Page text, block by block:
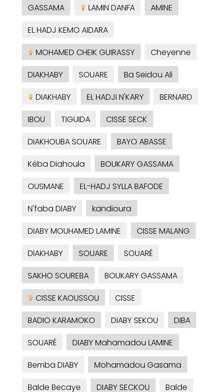
GASSAMA LAMIN DANFA
AMINE
EL HADJ KEMO AIDARA
MOHAMED CHEIK GUIRASSY
Cheyenne
DIAKHABY
SOUARE
Ba Seidou Ali
DIAKHABY
EL HADJI N'KARY
BERNARD
IBOU
TIGUIDA
CISSE SECK
DIAKHOUBA SOUARE
BAYO ABASSE
Kéba Diahoula
BOUKARY GASSAMA
OUSMANE
EL-HADJ SYLLA BAFODE
N'faba DIABY
kandioura
DIABY MOUHAMED LAMINE
CISSE MALANG
DIAKHABY
SOUARE
SOUARÉ
SAKHO SOUREBA
BOUKARY GASSAMA
CISSE KAOUSSOU
CISSE
BADIO KARAMOKO
DIABY SEKOU
DIBA
SOUARÉ
DIABY Mahamadou LAMINE
Bemba DIABY
Mohamadou Gasama
Balde Becaye
DIABY SECKOU
Balde